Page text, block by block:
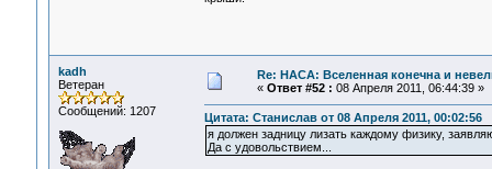
kadh
Ветеран
Сообщений: 1207
Re: НАСА: Вселенная конечна и
« Ответ #52 : 08 Апреля 2011, 06:44:39 »
Цитата: Станислав от 08 Апреля 2011, 00:02:56
я должен задницу лизать каждому физику,
Да с удовольствием...